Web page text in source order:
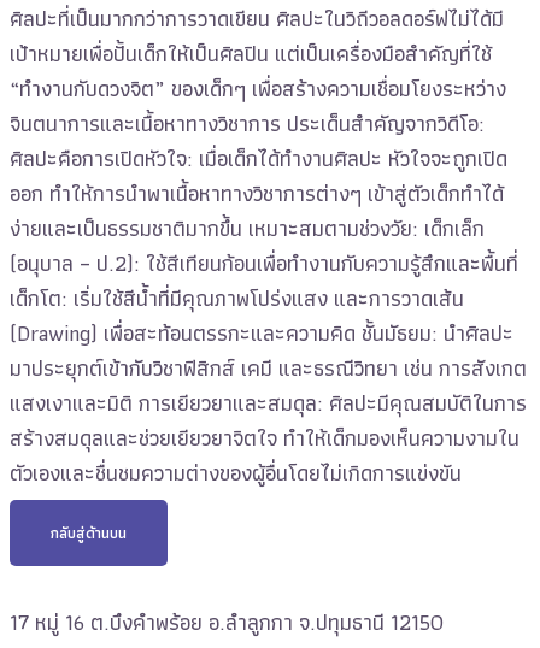
ศิลปะที่เป็นมากกว่าการวาดเขียน ศิลปะในวิถีวอลดอร์ฟไม่ได้มี
เป้าหมายเพื่อปั้นเด็กให้เป็นศิลปิน แต่เป็นเครื่องมือสำคัญที่ใช้
“ทำงานกับดวงจิต” ของเด็กๆ เพื่อสร้างความเชื่อมโยงระหว่าง
จินตนาการและเนื้อหาทางวิชาการ ประเด็นสำคัญจากวิดีโอ:
ศิลปะคือการเปิดหัวใจ: เมื่อเด็กได้ทำงานศิลปะ หัวใจจะถูกเปิด
ออก ทำให้การนำพาเนื้อหาทางวิชาการต่างๆ เข้าสู่ตัวเด็กทำได้
ง่ายและเป็นธรรมชาติมากขึ้น เหมาะสมตามช่วงวัย: เด็กเล็ก
(อนุบาล – ป.2): ใช้สีเทียนก้อนเพื่อทำงานกับความรู้สึกและพื้นที่
เด็กโต: เริ่มใช้สีน้ำที่มีคุณภาพโปร่งแสง และการวาดเส้น
(Drawing) เพื่อสะท้อนตรรกะและความคิด ชั้นมัธยม: นำศิลปะ
มาประยุกต์เข้ากับวิชาฟิสิกส์ เคมี และธรณีวิทยา เช่น การสังเกต
แสงเงาและมิติ การเยียวยาและสมดุล: ศิลปะมีคุณสมบัติในการ
สร้างสมดุลและช่วยเยียวยาจิตใจ ทำให้เด็กมองเห็นความงามใน
ตัวเองและชื่นชมความต่างของผู้อื่นโดยไม่เกิดการแข่งขัน
กลับสู่ด้านบน
17 หมู่ 16 ต.บึงคำพร้อย อ.ลำลูกกา จ.ปทุมธานี 12150